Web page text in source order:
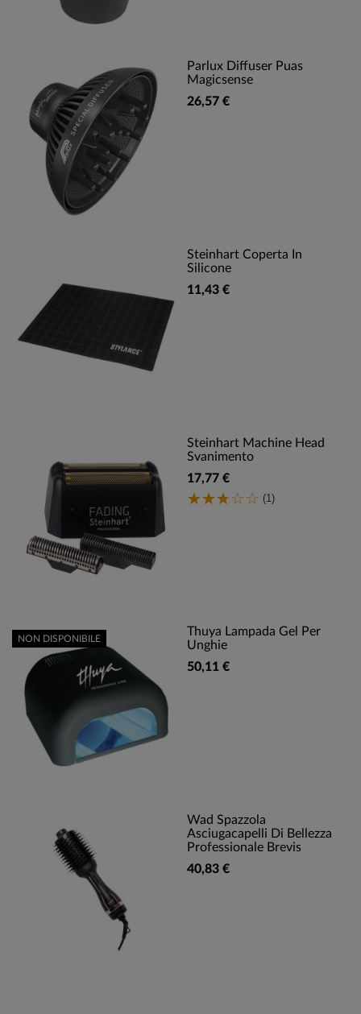
Parlux Diffuser Puas
Magicsense
26,57 €
Steinhart Coperta In
Silicone
11,43 €
Steinhart Machine Head
Svanimento
17,77 €
(1)
Thuya Lampada Gel Per
Unghie
50,11 €
NON DISPONIBILE
Wad Spazzola
Asciugacapelli Di Bellezza
Professionale Brevis
40,83 €